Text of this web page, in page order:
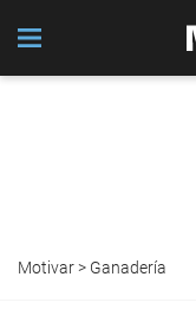
Motivar> Ganadería